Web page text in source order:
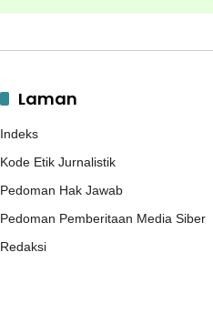
Laman
Indeks
Kode Etik Jurnalistik
Pedoman Hak Jawab
Pedoman Pemberitaan Media Siber
Redaksi